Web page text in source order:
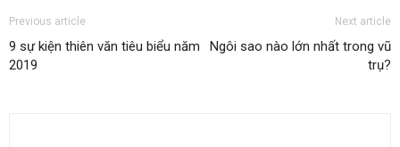
Previous article
9 sự kiện thiên văn tiêu biểu năm
2019
Next article
Ngôi sao nào lớn nhất trong vũ
trụ?